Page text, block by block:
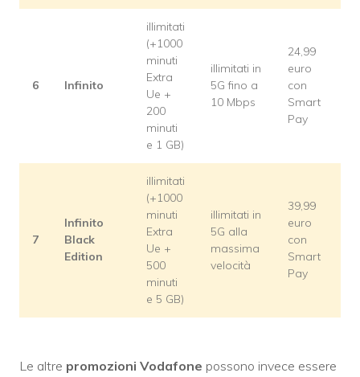
6 Infinito
illimitati
(+1000
minuti
Extra
Ue +
200
minuti
e 1 GB)
illimitati in
5G fino a
10 Mbps
24,99
euro
con
Smart
Pay
7
Infinito
Black
Edition
illimitati
(+1000
minuti
Extra
Ue +
500
minuti
e 5 GB)
illimitati in
5G alla
massima
velocità
39,99
euro
con
Smart
Pay
Le altre promozioni Vodafone possono invece essere